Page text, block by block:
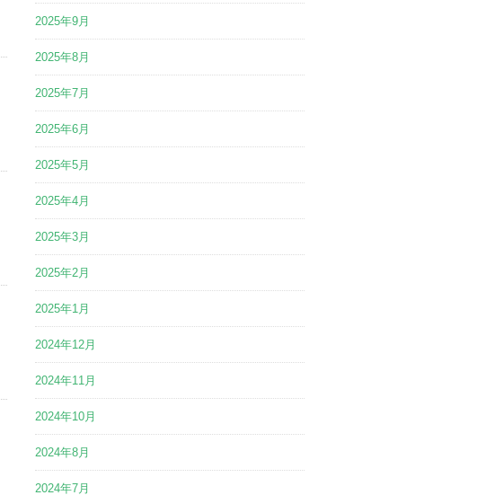
2025年9月
2025年8月
2025年7月
2025年6月
2025年5月
2025年4月
2025年3月
2025年2月
2025年1月
2024年12月
2024年11月
2024年10月
2024年8月
2024年7月